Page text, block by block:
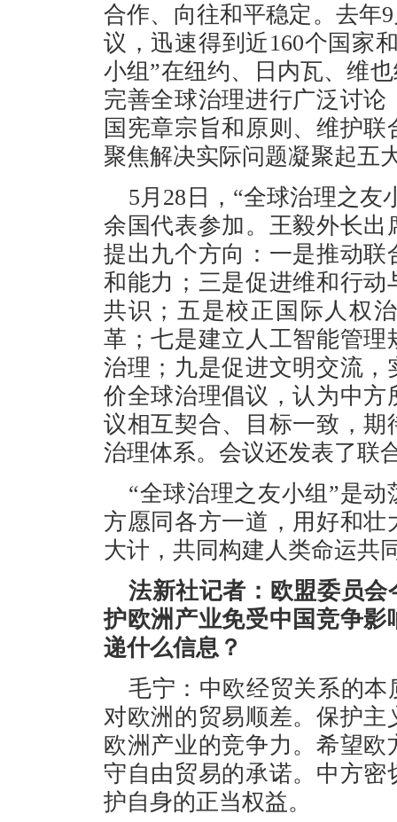
合作、向往和平稳定。去年
议，迅速得到近160个国家
小组”在纽约、日内瓦、维
完善全球治理进行广泛讨
国宪章宗旨和原则、维护
聚焦解决实际问题凝聚起五
5月28日，“全球治理之友
余国代表参加。王毅外长
提出九个方向：一是推动
和能力；三是促进维和行
共识；五是校正国际人权
革；七是建立人工智能管
治理；九是促进文明交流
价全球治理倡议，认为中
议相互契合、目标一致，
治理体系。会议还发表了联
“全球治理之友小组”是
方愿同各方一道，用好和
大计，共同构建人类命运共
法新社记者：欧盟委员
护欧洲产业免受中国竞争
递什么信息？
毛宁：中欧经贸关系的
对欧洲的贸易顺差。保护
欧洲产业的竞争力。希望
守自由贸易的承诺。中方
护自身的正当权益。